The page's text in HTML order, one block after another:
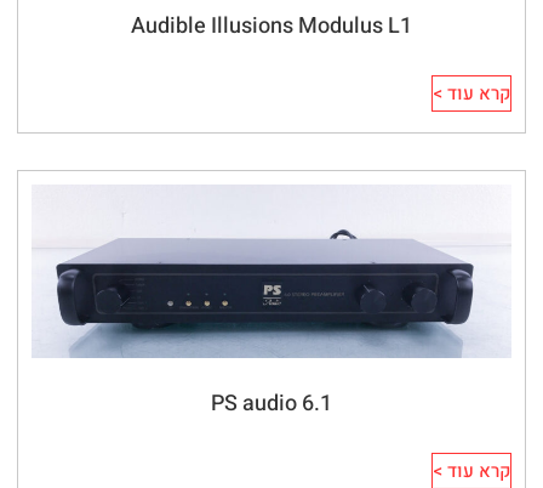
Audible Illusions Modulus L1
קרא עוד >
PS audio 6.1
קרא עוד >